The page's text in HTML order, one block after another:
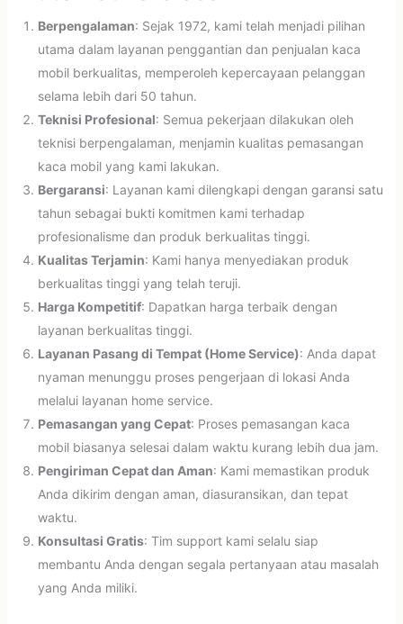
Berpengalaman: Sejak 1972, kami telah menjadi pilihan
utama dalam layanan penggantian dan penjualan kaca
mobil berkualitas, memperoleh kepercayaan pelanggan
selama lebih dari 50 tahun.
Teknisi Profesional: Semua pekerjaan dilakukan oleh
teknisi berpengalaman, menjamin kualitas pemasangan
kaca mobil yang kami lakukan.
Bergaransi: Layanan kami dilengkapi dengan garansi satu
tahun sebagai bukti komitmen kami terhadap
profesionalisme dan produk berkualitas tinggi.
Kualitas Terjamin: Kami hanya menyediakan produk
berkualitas tinggi yang telah teruji.
Harga Kompetitif: Dapatkan harga terbaik dengan
layanan berkualitas tinggi.
Layanan Pasang di Tempat (Home Service): Anda dapat
nyaman menunggu proses pengerjaan di lokasi Anda
melalui layanan home service.
Pemasangan yang Cepat: Proses pemasangan kaca
mobil biasanya selesai dalam waktu kurang lebih dua jam.
Pengiriman Cepat dan Aman: Kami memastikan produk
Anda dikirim dengan aman, diasuransikan, dan tepat
waktu.
Konsultasi Gratis: Tim support kami selalu siap
membantu Anda dengan segala pertanyaan atau masalah
yang Anda miliki.